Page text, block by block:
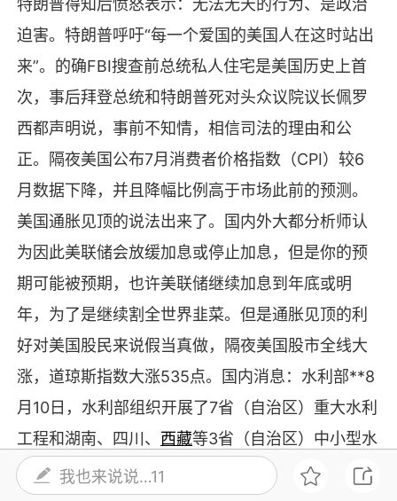
迫害。特朗普呼吁“每一个爱国的美国人在这时站出
来”。的确FBI搜查前总统私人住宅是美国历史上首
次，事后拜登总统和特朗普死对头众议院议长佩罗
西都声明说，事前不知情，相信司法的理由和公
正。隔夜美国公布7月消费者价格指数（CPI）较6
月数据下降，并且降幅比例高于市场此前的预测。
美国通胀见顶的说法出来了。国内外大都分析师认
为因此美联储会放缓加息或停止加息，但是你的预
期可能被预期，也许美联储继续加息到年底或明
年，为了是继续割全世界韭菜。但是通胀见顶的利
好对美国股民来说假当真做，隔夜美国股市全线大
涨，道琼斯指数大涨535点。国内消息：水利部**8
月10日，水利部组织开展了7省（自治区）重大水利
工程和湖南、四川、 西藏等3省（自治区）中小型水
利工程建设现场督办，全面加快水利工程建设。8月
我也来说说…11